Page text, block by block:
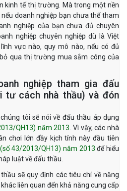
kinh tế thị trường. Mà trong một nền
doanh nghiệp bạn chưa thể tham
nghiệp của bạn chưa đủ chuyên
nghiệp chuyên nghiệp dù là Việt
vực nào, quy mô nào, nếu có đủ
qua thị trường mua sắm công của
nghiệp tham gia đấu
tư cách nhà thầu) và đón
tôi sẽ nói về đấu thầu áp dụng
QH13) năm 2013 . Vì vậy, các nhà
chơi lớn đầy kịch tính này đầu tiên
43/2013/QH13) năm 2013 để hiểu
luật về đấu thầu.
sẽ quy định các tiêu chí về năng
liên quan đến khả năng cung cấp